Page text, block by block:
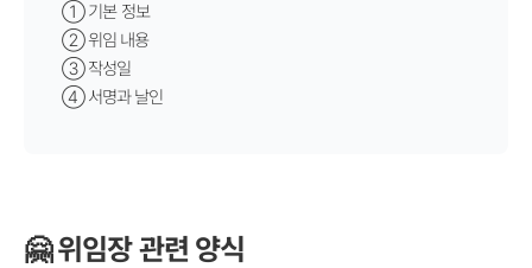
① 기본 정보
②위임 내용
③작성일
④서명과 날인
🤗 위임장 관련 양식